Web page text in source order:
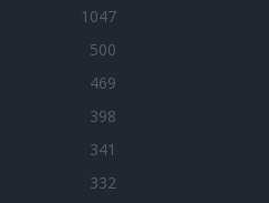
1047
500
469
398
341
332